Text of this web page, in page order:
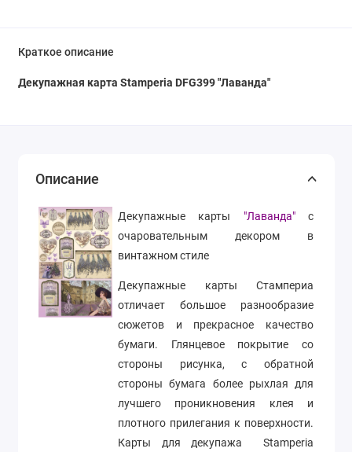
Краткое описание
Декупажная карта Stamperia DFG399 "Лаванда"
Описание
Декупажные карты "Лаванда"с
очаровательным декором в
винтажном стиле
Декупажные карты Стампериа
отличает большое разнообразие
сюжетов и прекрасное качество
бумаги. Глянцевое покрытие со
стороны рисунка, с обратной
стороны бумага более рыхлая для
лучшего проникновения клея и
плотного прилегания к поверхности.
Карты для декупажа
Stamperia